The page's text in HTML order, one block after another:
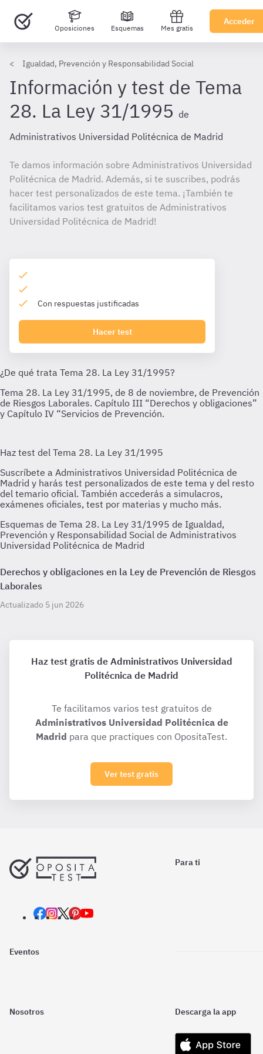
Oposiciones Esquemas Mes gratis
Acceder
Igualdad, Prevención y Responsabilidad Social
Información y test de Tema
28. La Ley 31/1995 de
Administrativos Universidad Politécnica de Madrid
Te damos información sobre Administrativos Universidad
Politécnica de Madrid. Además, si te suscribes, podrás
hacer test personalizados de este tema. ¡También te
facilitamos varios test gratuitos de Administrativos
Universidad Politécnica de Madrid!
Con respuestas justificadas
Hacer test
Esquemas de Tema 28. La Ley 31/1995 de Igualdad,
Prevención y Responsabilidad Social de Administrativos
Universidad Politécnica de Madrid
Derechos y obligaciones en la Ley de Prevención de Riesgos
Laborales
Actualizado 5 jun 2026
Haz test gratis de Administrativos Universidad
Politécnica de Madrid
Te facilitamos varios test gratuitos de
Administrativos Universidad Politécnica de
Madrid para que practiques con OpositaTest.
Ver test gratis
Para ti
Eventos
Nosotros Descarga la app